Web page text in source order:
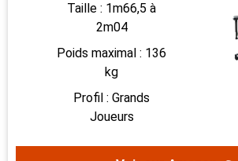
Taille : 1m66,5 à
2m04
Poids maximal : 136
kg
Profil : Grands
Joueurs